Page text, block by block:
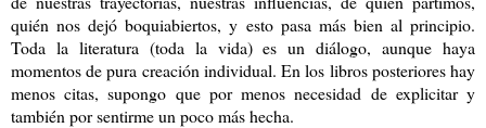
quién nos dejó boquiabiertos, y esto pasa más bien al principio.
Toda la literatura (toda la vida) es un diálogo, aunque haya
momentos de pura creación individual. En los libros posteriores hay
menos citas, supongo que por menos necesidad de explicitar y
también por sentirme un poco más hecha.